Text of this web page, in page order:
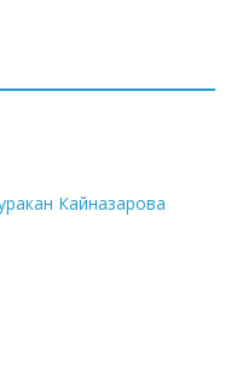
Кайназарова